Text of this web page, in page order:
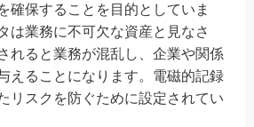
確保することを目的としていま
は業務に不可欠な資産と見なさ
れると業務が混乱し、企業や関係
えることになります。電磁的記録
リスクを防ぐために設定されてい